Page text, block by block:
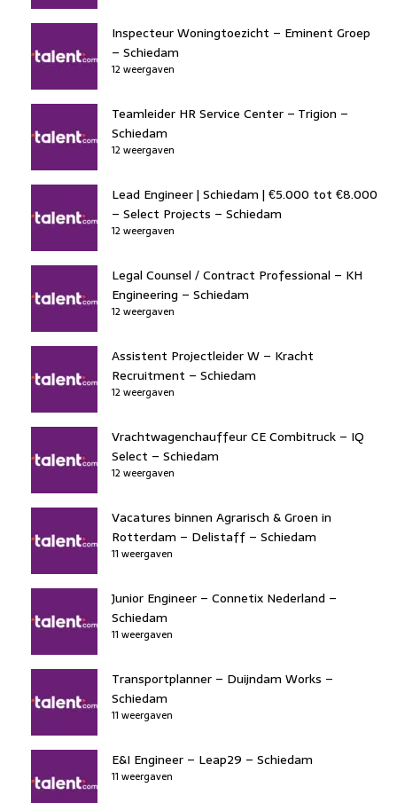
Inspecteur Woningtoezicht – Eminent Groep
– Schiedam
12 weergaven
Teamleider HR Service Center – Trigion –
Schiedam
12 weergaven
Lead Engineer | Schiedam | €5.000 tot €8.000
– Select Projects – Schiedam
12 weergaven
Legal Counsel / Contract Professional – KH
Engineering – Schiedam
12 weergaven
Assistent Projectleider W – Kracht
Recruitment – Schiedam
12 weergaven
Vrachtwagenchauffeur CE Combitruck – IQ
Select – Schiedam
12 weergaven
Vacatures binnen Agrarisch & Groen in
Rotterdam – Delistaff – Schiedam
11 weergaven
Junior Engineer – Connetix Nederland –
Schiedam
11 weergaven
Transportplanner – Duijndam Works –
Schiedam
11 weergaven
E&I Engineer – Leap29 – Schiedam
11 weergaven